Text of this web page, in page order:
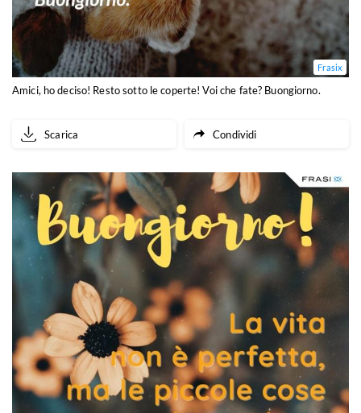
Frasix
Amici, ho deciso! Resto sotto le coperte! Voi che fate? Buongiorno.
Scarica Condividi